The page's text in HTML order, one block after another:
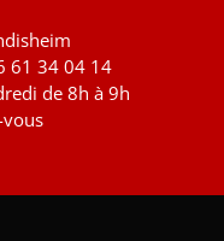
61 34 04 14
de 8h à 9h